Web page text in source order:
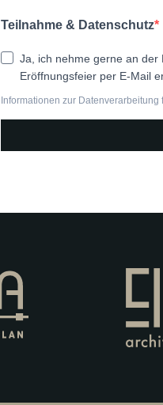
Teilnahme & Datenschutz
Ja, ich nehme gerne an
Eröffnungsfeier per E-Mail
Informationen zur